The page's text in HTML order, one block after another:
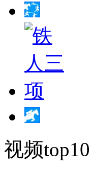
视频top10